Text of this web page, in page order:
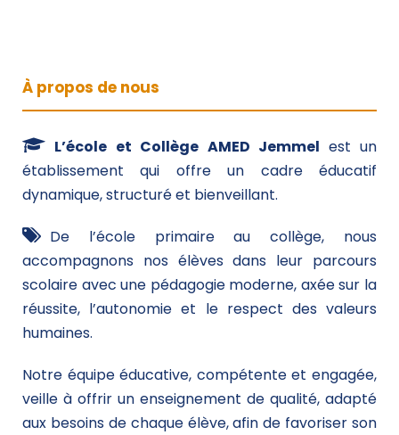
À propos de nous
L’école et Collège AMED Jemmel est un
établissement qui offre un cadre éducatif
dynamique, structuré et bienveillant.
De l’école primaire au collège, nous
accompagnons nos élèves dans leur parcours
scolaire avec une pédagogie moderne, axée sur la
réussite, l’autonomie et le respect des valeurs
humaines.
Notre équipe éducative, compétente et engagée,
veille à offrir un enseignement de qualité, adapté
aux besoins de chaque élève, afin de favoriser son